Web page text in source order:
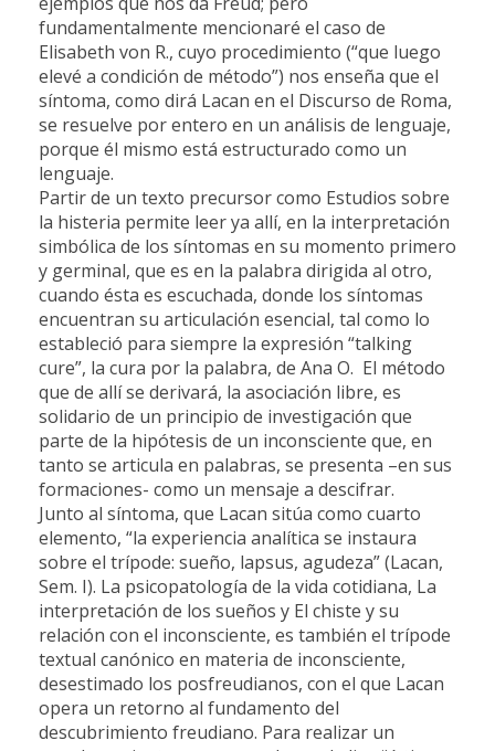
fundamentalmente mencionaré el caso de
Elisabeth von R., cuyo procedimiento (“que luego
elevé a condición de método”) nos enseña que el
síntoma, como dirá Lacan en el Discurso de Roma,
se resuelve por entero en un análisis de lenguaje,
porque él mismo está estructurado como un
lenguaje.
Partir de un texto precursor como Estudios sobre
la histeria permite leer ya allí, en la interpretación
simbólica de los síntomas en su momento primero
y germinal, que es en la palabra dirigida al otro,
cuando ésta es escuchada, donde los síntomas
encuentran su articulación esencial, tal como lo
estableció para siempre la expresión “talking
cure”, la cura por la palabra, de Ana O. El método
que de allí se derivará, la asociación libre, es
solidario de un principio de investigación que
parte de la hipótesis de un inconsciente que, en
tanto se articula en palabras, se presenta –en sus
formaciones- como un mensaje a descifrar.
Junto al síntoma, que Lacan sitúa como cuarto
elemento, “la experiencia analítica se instaura
sobre el trípode: sueño, lapsus, agudeza” (Lacan,
Sem. I). La psicopatología de la vida cotidiana, La
interpretación de los sueños y El chiste y su
relación con el inconsciente, es también el trípode
textual canónico en materia de inconsciente,
desestimado los posfreudianos, con el que Lacan
opera un retorno al fundamento del
descubrimiento freudiano. Para realizar un